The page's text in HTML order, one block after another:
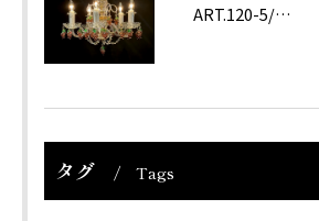
ART.120-5/62 Amethyst
タグ Tags